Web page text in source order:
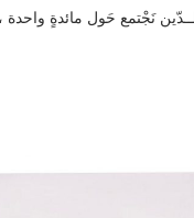
نَجْتمع حَول مائدةٍ